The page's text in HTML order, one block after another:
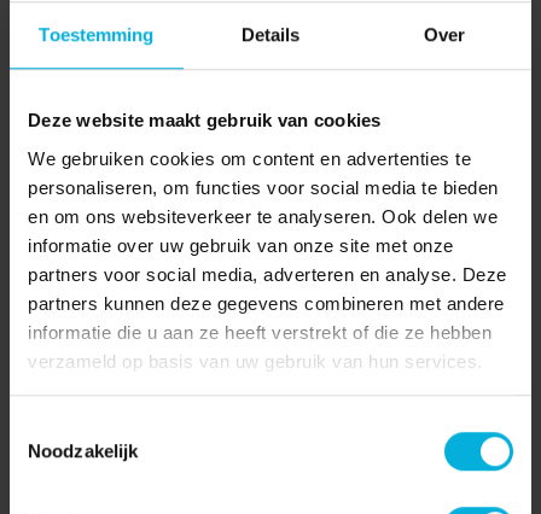
Toestemming Details Over
Deze website maakt gebruik van cookies
We gebruiken cookies om content en advertenties te
personaliseren, om functies voor social media te bieden
en om ons websiteverkeer te analyseren. Ook delen we
informatie over uw gebruik van onze site met onze
partners voor social media, adverteren en analyse. Deze
partners kunnen deze gegevens combineren met andere
informatie die u aan ze heeft verstrekt of die ze hebben
verzameld op basis van uw gebruik van hun services.
Noodzakelijk
Pagina delen:
Kom in contact met
Radboud Oncologie Fonds
Heb je vragen? Of ben je op zoek naar meer
informatie? Neem contact met ons op, we helpen
je graag!